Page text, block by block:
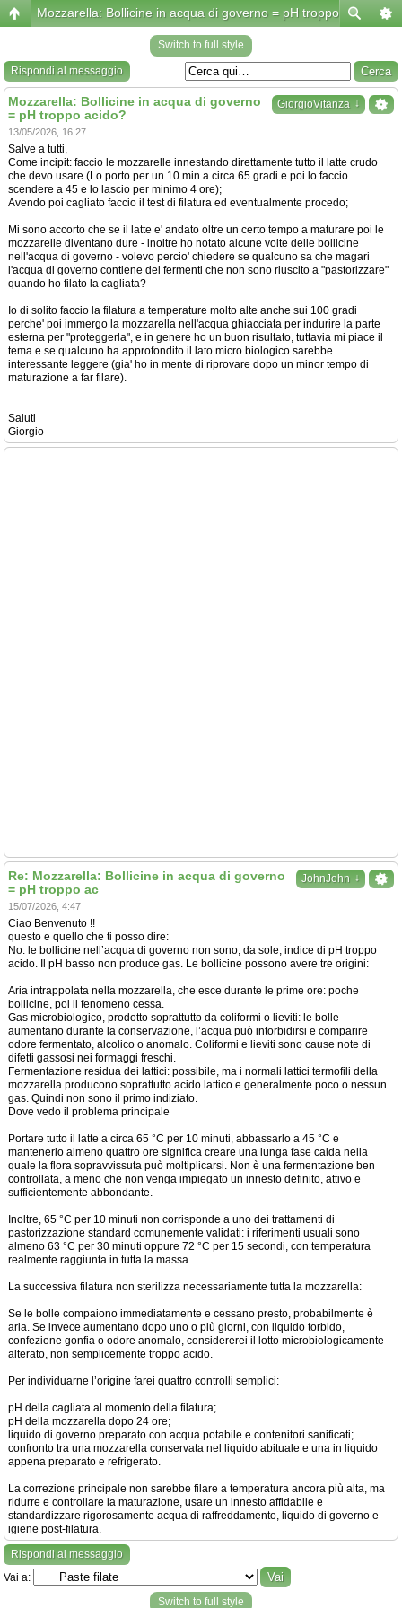
Mozzarella: Bollicine in acqua di governo = pH troppo acido?
Switch to full style
Rispondi al messaggio
GiorgioVitanza ↓
Mozzarella: Bollicine in acqua di governo
= pH troppo acido?
13/05/2026, 16:27
Salve a tutti,
Come incipit: faccio le mozzarelle innestando direttamente tutto il latte crudo
che devo usare (Lo porto per un 10 min a circa 65 gradi e poi lo faccio
scendere a 45 e lo lascio per minimo 4 ore);
Avendo poi cagliato faccio il test di filatura ed eventualmente procedo;
Mi sono accorto che se il latte e' andato oltre un certo tempo a maturare poi le
mozzarelle diventano dure - inoltre ho notato alcune volte delle bollicine
nell'acqua di governo - volevo percio' chiedere se qualcuno sa che magari
l'acqua di governo contiene dei fermenti che non sono riuscito a "pastorizzare"
quando ho filato la cagliata?
Io di solito faccio la filatura a temperature molto alte anche sui 100 gradi
perche' poi immergo la mozzarella nell'acqua ghiacciata per indurire la parte
esterna per "proteggerla", e in genere ho un buon risultato, tuttavia mi piace il
tema e se qualcuno ha approfondito il lato micro biologico sarebbe
interessante leggere (gia' ho in mente di riprovare dopo un minor tempo di
maturazione a far filare).
Saluti
Giorgio
JohnJohn ↓
Re: Mozzarella: Bollicine in acqua di governo
= pH troppo ac
15/07/2026, 4:47
Ciao Benvenuto !!
questo e quello che ti posso dire:
No: le bollicine nell’acqua di governo non sono, da sole, indice di pH troppo
acido. Il pH basso non produce gas. Le bollicine possono avere tre origini:
Aria intrappolata nella mozzarella, che esce durante le prime ore: poche
bollicine, poi il fenomeno cessa.
Gas microbiologico, prodotto soprattutto da coliformi o lieviti: le bolle
aumentano durante la conservazione, l’acqua può intorbidirsi e comparire
odore fermentato, alcolico o anomalo. Coliformi e lieviti sono cause note di
difetti gassosi nei formaggi freschi.
Fermentazione residua dei lattici: possibile, ma i normali lattici termofili della
mozzarella producono soprattutto acido lattico e generalmente poco o nessun
gas. Quindi non sono il primo indiziato.
Dove vedo il problema principale
Portare tutto il latte a circa 65 °C per 10 minuti, abbassarlo a 45 °C e
mantenerlo almeno quattro ore significa creare una lunga fase calda nella
quale la flora sopravvissuta può moltiplicarsi. Non è una fermentazione ben
controllata, a meno che non venga impiegato un innesto definito, attivo e
sufficientemente abbondante.
Inoltre, 65 °C per 10 minuti non corrisponde a uno dei trattamenti di
pastorizzazione standard comunemente validati: i riferimenti usuali sono
almeno 63 °C per 30 minuti oppure 72 °C per 15 secondi, con temperatura
realmente raggiunta in tutta la massa.
La successiva filatura non sterilizza necessariamente tutta la mozzarella:
Se le bolle compaiono immediatamente e cessano presto, probabilmente è
aria. Se invece aumentano dopo uno o più giorni, con liquido torbido,
confezione gonfia o odore anomalo, considererei il lotto microbiologicamente
alterato, non semplicemente troppo acido.
Per individuarne l’origine farei quattro controlli semplici:
pH della cagliata al momento della filatura;
pH della mozzarella dopo 24 ore;
liquido di governo preparato con acqua potabile e contenitori sanificati;
confronto tra una mozzarella conservata nel liquido abituale e una in liquido
appena preparato e refrigerato.
La correzione principale non sarebbe filare a temperatura ancora più alta, ma
ridurre e controllare la maturazione, usare un innesto affidabile e
standardizzare rigorosamente acqua di raffreddamento, liquido di governo e
igiene post-filatura.
Rispondi al messaggio
Vai a:
Switch to full style